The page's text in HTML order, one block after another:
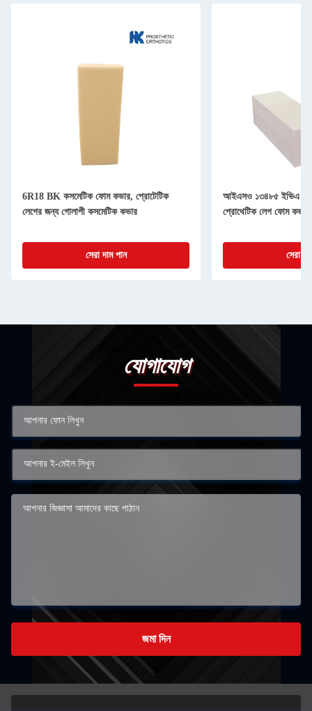
6R18 BK কসমেটিক ফোম কভার, প্রোটেটিক
লেগের জন্য গোলাপী কসমেটিক কভার
সেরা দাম পান
আইএসও ১৩৪৮৫ ইভিএ
প্রোথেটিক লেগ ফোম কভার
সেরা
যোগাযোগ
জমা দিন